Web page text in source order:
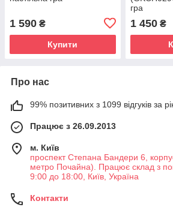
1 590 ₴
Купити
гра
1 450₴
Про нас
99% позитивних з 1099 відгуків за
Працює з 26.09.2013
м. Київ
проспект Степана Бандери 6,
метро Почайна). Працює склад з
9:00 до 18:00, Київ, Україна
Контакти